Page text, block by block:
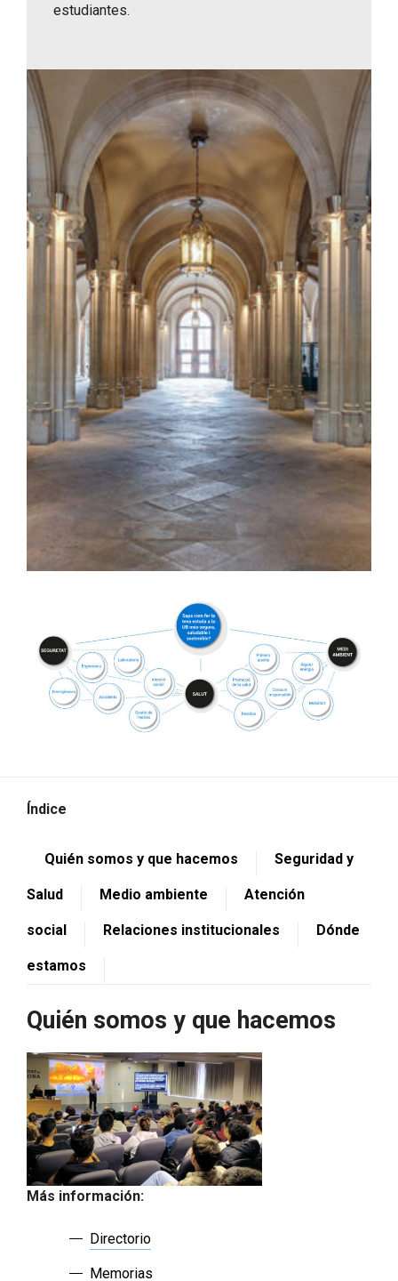
estudiantes.
Índice
Quién somos y que hacemos Seguridad y
Salud Medio ambiente Atención
social Relaciones institucionales Dónde
estamos
Quién somos y que hacemos
Más información:
Directorio
Memorias